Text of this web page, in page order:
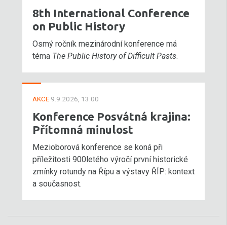
8th International Conference
on Public History
Osmý ročník mezinárodní konference má
téma The Public History of Difficult Pasts.
AKCE 9.9.2026, 13:00
Konference Posvátná krajina:
Přítomná minulost
Mezioborová konference se koná při
příležitosti 900letého výročí první historické
zmínky rotundy na Řípu a výstavy ŘÍP: kontext
a současnost.